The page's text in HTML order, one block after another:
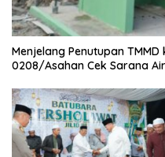
Menjelang Penutupan TMMD
0208/Asahan Cek Sarana